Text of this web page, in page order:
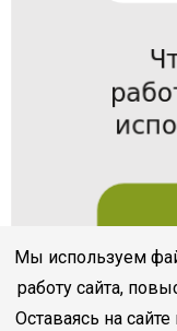
Мы используем
работу сайта,
Оставаясь на